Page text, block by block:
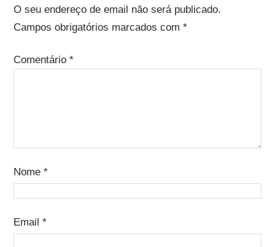
O seu endereço de email não será publicado.
Campos obrigatórios marcados com *
Comentário *
Nome *
Email *